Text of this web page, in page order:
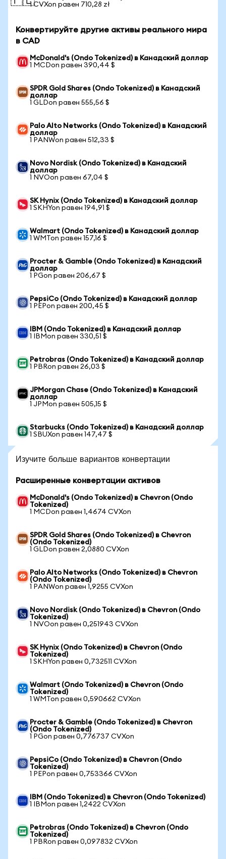
1 CVXon равен 710,28 zł
Конвертируйте другие активы реального мира
в CAD
McDonald's (Ondo Tokenized) в Канадский доллар
1 MCDon равен 390,44 $
SPDR Gold Shares (Ondo Tokenized) в Канадский
доллар
1 GLDon равен 555,56 $
Palo Alto Networks (Ondo Tokenized) в Канадский
доллар
1 PANWon равен 512,33 $
Novo Nordisk (Ondo Tokenized) в Канадский
доллар
1 NVOon равен 67,04 $
SK Hynix (Ondo Tokenized) в Канадский доллар
1 SKHYon равен 194,91 $
Walmart (Ondo Tokenized) в Канадский доллар
1 WMTon равен 157,16 $
Procter & Gamble (Ondo Tokenized) в Канадский
доллар
1 PGon равен 206,67 $
PepsiCo (Ondo Tokenized) в Канадский доллар
1 PEPon равен 200,45 $
IBM (Ondo Tokenized) в Канадский доллар
1 IBMon равен 330,51 $
Petrobras (Ondo Tokenized) в Канадский доллар
1 PBRon равен 26,03 $
JPMorgan Chase (Ondo Tokenized) в Канадский
доллар
1 JPMon равен 505,15 $
Starbucks (Ondo Tokenized) в Канадский доллар
1 SBUXon равен 147,47 $
Изучите больше вариантов конвертации
Расширенные конвертации активов
McDonald's (Ondo Tokenized) в Chevron (Ondo
Tokenized)
1 MCDon равен 1,4674 CVXon
SPDR Gold Shares (Ondo Tokenized) в Chevron
(Ondo Tokenized)
1 GLDon равен 2,0880 CVXon
Palo Alto Networks (Ondo Tokenized) в Chevron
(Ondo Tokenized)
1 PANWon равен 1,9255 CVXon
Novo Nordisk (Ondo Tokenized) в Chevron (Ondo
Tokenized)
1 NVOon равен 0,251943 CVXon
SK Hynix (Ondo Tokenized) в Chevron (Ondo
Tokenized)
1 SKHYon равен 0,732511 CVXon
Walmart (Ondo Tokenized) в Chevron (Ondo
Tokenized)
1 WMTon равен 0,590662 CVXon
Procter & Gamble (Ondo Tokenized) в Chevron
(Ondo Tokenized)
1 PGon равен 0,776737 CVXon
PepsiCo (Ondo Tokenized) в Chevron (Ondo
Tokenized)
1 PEPon равен 0,753366 CVXon
IBM (Ondo Tokenized) в Chevron (Ondo Tokenized)
1 IBMon равен 1,2422 CVXon
Petrobras (Ondo Tokenized) в Chevron (Ondo
Tokenized)
1 PBRon равен 0,097832 CVXon